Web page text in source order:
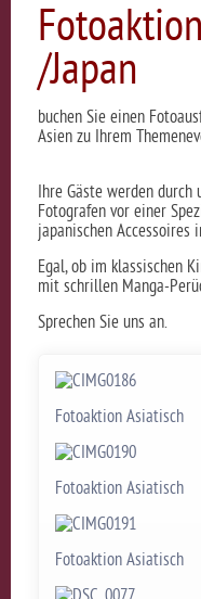
/Japan
buchen Sie einen
Asien zu Ihrem
Ihre Gäste werden
Fotografen vor einer
japanischen Accessoires
Egal, ob im klassischen
mit schrillen Manga-
Sprechen Sie uns an.
Fotoaktion Asiatisch
Fotoaktion Asiatisch
Fotoaktion Asiatisch